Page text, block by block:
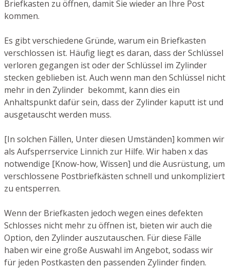
Briefkasten zu öffnen, damit Sie wieder an Ihre Post
kommen.
Es gibt verschiedene Gründe, warum ein Briefkasten
verschlossen ist. Häufig liegt es daran, dass der Schlüssel
verloren gegangen ist oder der Schlüssel im Zylinder
stecken geblieben ist. Auch wenn man den Schlüssel nicht
mehr in den Zylinder bekommt, kann dies ein
Anhaltspunkt dafür sein, dass der Zylinder kaputt ist und
ausgetauscht werden muss.
[In solchen Fällen, Unter diesen Umständen] kommen wir
als Aufsperrservice Linnich zur Hilfe. Wir haben x das
notwendige [Know-how, Wissen] und die Ausrüstung, um
verschlossene Postbriefkästen schnell und unkompliziert
zu entsperren.
Wenn der Briefkasten jedoch wegen eines defekten
Schlosses nicht mehr zu öffnen ist, bieten wir auch die
Option, den Zylinder auszutauschen. Für diese Fälle
haben wir eine große Auswahl im Angebot, sodass wir
für jeden Postkasten den passenden Zylinder finden.